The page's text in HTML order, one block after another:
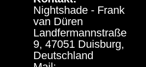
Nightshade - Frank
van Düren
Landfermannstraße
9, 47051 Duisburg,
Deutschland